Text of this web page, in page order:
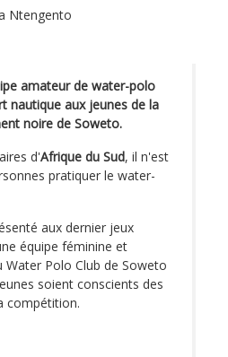
Ntengento
amateur de water-polo
nautique aux jeunes de la
noire de Soweto.
d'Afrique du Sud, il n'est
pratiquer le water-
aux dernier jeux
équipe féminine et
Polo Club de Soweto
soient conscients des
compétition.